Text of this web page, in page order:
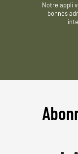
Notre appli
bonnes